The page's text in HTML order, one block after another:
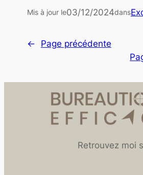
Mis à jour le03/12/2024dans
← Page précédente
Retrouvez moi